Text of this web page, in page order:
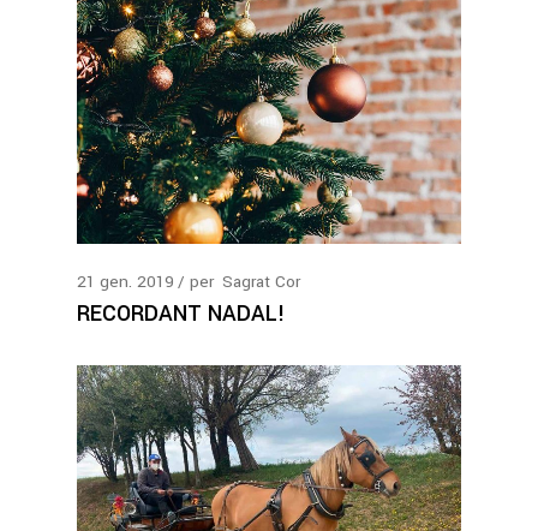
21 gen. 2019 per Sagrat Cor
RECORDANT NADAL!